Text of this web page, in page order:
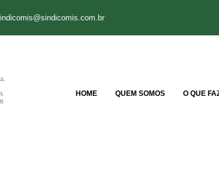
HOME QUEM SOMOS O QUE